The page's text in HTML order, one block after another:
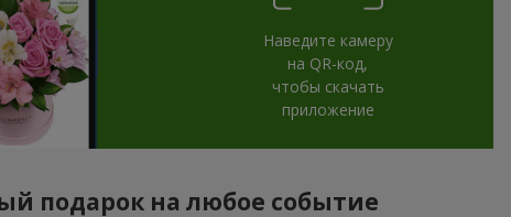
Наведите камеру
на QR-код,
чтобы скачать
приложение
подарок на любое событие